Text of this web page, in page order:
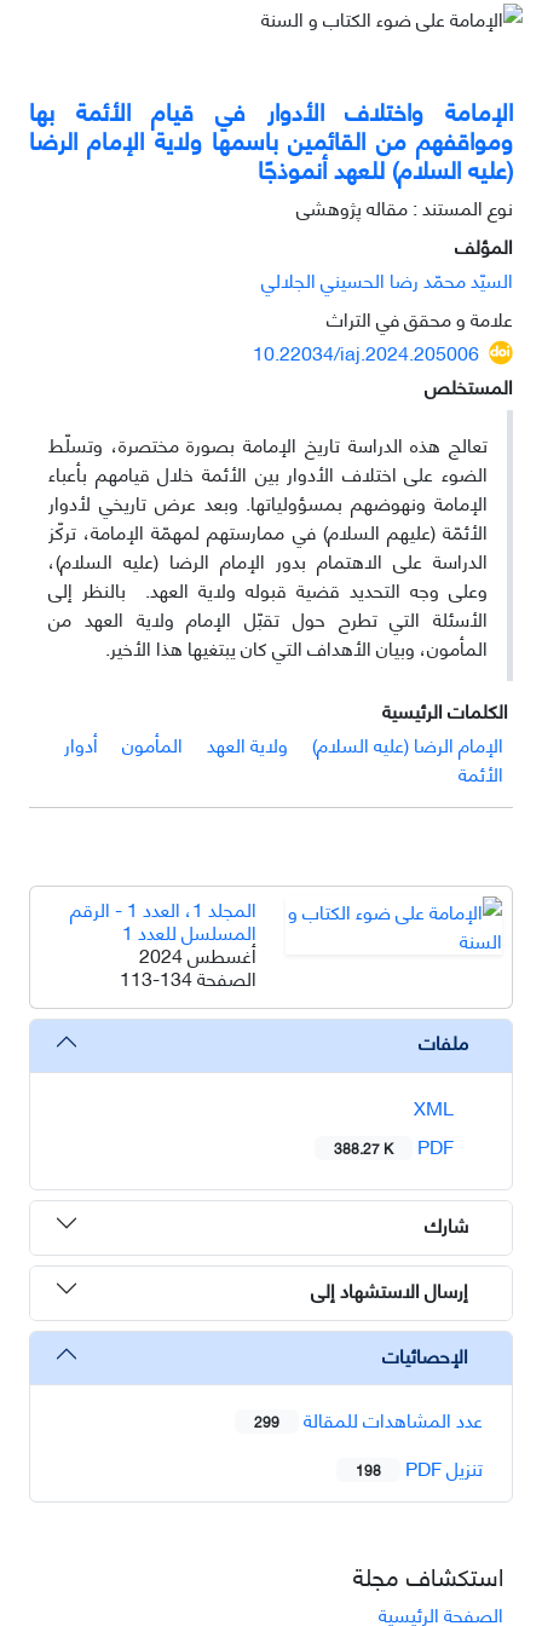
الإمامة واختلاف الأدوار في قیام الأئمة بها
ومواقفهم من القائمین باسمها ولایة الإمام الرضا
(عليه السلام) للعهد أنموذجًا
نوع المستند : مقاله پژوهشی
المؤلف
السیّد محمّد رضا الحسیني الجلالي
علامة و محقق في التراث
10.22034/iaj.2024.205006
المستخلص
تعالج هذه الدراسة تاريخ الإمامة بصورة مختصرة، وتسلّط
الضوء على اختلاف الأدوار بين الأئمة خلال قيامهم بأعباء
الإمامة ونهوضهم بمسؤولياتها. وبعد عرض تاريخي لأدوار
الأئمّة (عليهم السلام) في ممارستهم لمهمّة الإمامة، تركّز
الدراسة على الاهتمام بدور الإمام الرضا (عليه السلام)،
وعلى وجه التحديد قضية قبوله ولاية العهد. بالنظر إلى
الأسئلة التي تطرح حول تقبّل الإمام ولاية العهد من
المأمون، وبيان الأهداف التي كان يبتغيها هذا الأخير.
الكلمات الرئيسية
الإمام الرضا (عليه السلام)
ولاية العهد المأمون
أدوار
الأئمة
المجلد 1، العدد 1 - الرقم
المسلسل للعدد 1
أغسطس 2024
الصفحة113-134
ملفات
388.27 K
شارك
إرسال الاستشهاد إلى
الإحصائيات
عدد المشاهدات للمقالة
299
تنزیل PDF 198
استكشاف مجلة
الصفحة الرئيسية